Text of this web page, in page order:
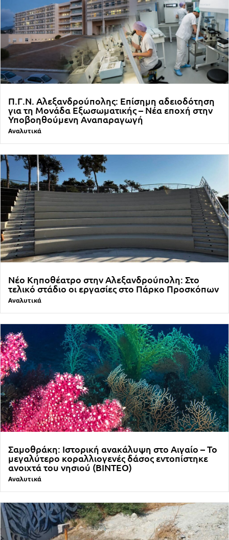
Π.Γ.Ν. Αλεξανδρούπολης: Επίσημη αδειοδότηση
για τη Μονάδα Εξωσωματικής – Νέα εποχή στην
Υποβοηθούμενη Αναπαραγωγή
Αναλυτικά
Νέο Κηποθέατρο στην Αλεξανδρούπολη: Στο
τελικό στάδιο οι εργασίες στο Πάρκο Προσκόπων
Αναλυτικά
Σαμοθράκη: Ιστορική ανακάλυψη στο Αιγαίο – Το
μεγαλύτερο κοραλλιογενές δάσος εντοπίστηκε
ανοιχτά του νησιού (ΒΙΝΤΕΟ)
Αναλυτικά